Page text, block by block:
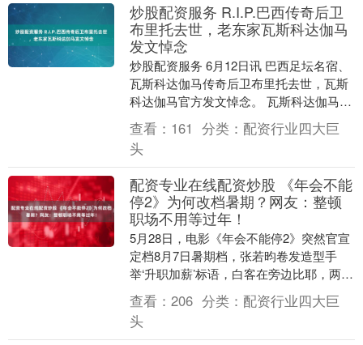
炒股配资服务 R.I.P.巴西传奇后卫
布里托去世，老东家瓦斯科达伽马
发文悼念
炒股配资服务 6月12日讯 巴西足坛名宿、
瓦斯科达伽马传奇后卫布里托去世，瓦斯
科达伽马官方发文悼念。 瓦斯科达伽马官
方社媒写道：“我们怀着最深切的悲痛得知
布里托....
查看： 161 分类： 配资行业四大巨
头
配资专业在线配资炒股 《年会不能
停2》为何改档暑期？网友：整顿
职场不用等过年！
5月28日，电影《年会不能停2》突然官宣
定档8月7日暑期档，张若昀卷发造型手
举‘升职加薪’标语，白客在旁边比耶，两人
组成了‘刘马组合’。网友直呼：这阵容太对
打工....
查看： 206 分类： 配资行业四大巨
头